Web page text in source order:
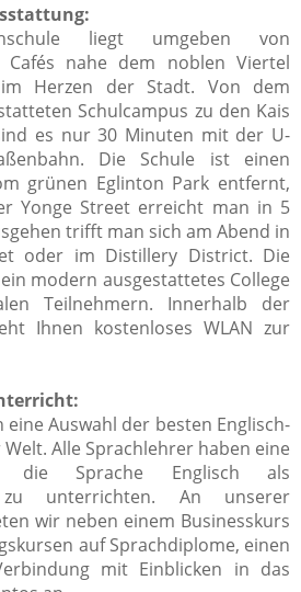
liegt umgeben von
Cafés nahe dem noblen Viertel
Herzen der Stadt. Von dem
Schulcampus zu den Kais
es nur 30 Minuten mit der U-
Die Schule ist einen
grünen Eglinton Park entfernt,
Yonge Street erreicht man in 5
trifft man sich am Abend in
oder im Distillery District. Die
modern ausgestattetes College
Teilnehmern. Innerhalb der
Ihnen kostenloses WLAN zur
Auswahl der besten Englisch-
Alle Sprachlehrer haben eine
die Sprache Englisch als
unterrichten. An unserer
wir neben einem Businesskurs
auf Sprachdiplome, einen
mit Einblicken in das